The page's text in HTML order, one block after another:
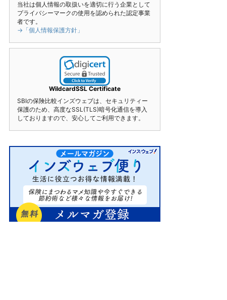
当社は個人情報の取扱いを適切に行う企業として
プライバシーマークの使用を認められた認定事業
者です。
→「個人情報保護方針」
WildcardSSL Certificate
SBIの保険比較インズウェブは、セキュリティー
保護のため、高度なSSL(TLS)暗号化通信を導入
しておりますので、安心してご利用できます。